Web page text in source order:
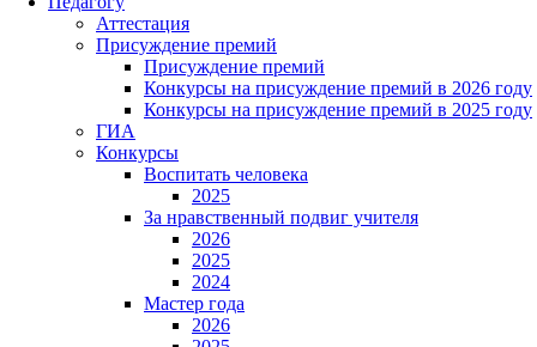
Аттестация
Присуждение премий
Присуждение премий
Конкурсы на присуждение премий в 2026 году
Конкурсы на присуждение премий в 2025 году
ГИА
Конкурсы
Воспитать человека
2025
За нравственный подвиг учителя
2026
2025
2024
Мастер года
2026